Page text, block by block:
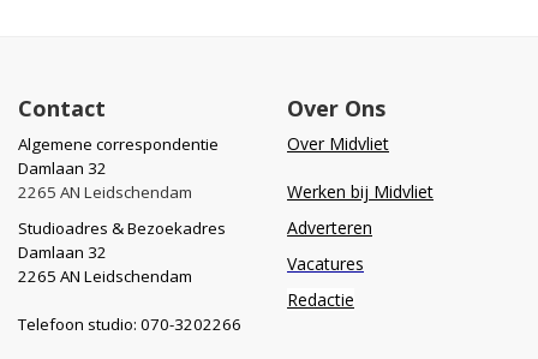
Contact
Algemene correspondentie
Damlaan 32
2265 AN Leidschendam
Studioadres & Bezoekadres
Damlaan 32
2265 AN Leidschendam
Telefoon studio: 070-3202266
Over Ons
Over Midvliet
Werken bij Midvliet
Adverteren
Vacatures
Redactie